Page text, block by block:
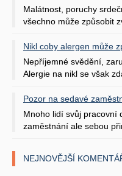
Malátnost, poruchy
všechno může způsobit
Nikl coby alergen může
Nepříjemné svědění,
Alergie na nikl se však
Pozor na sedavé
Mnoho lidí svůj pracovní
zaměstnání ale sebou
NEJNOVĚJŠÍ